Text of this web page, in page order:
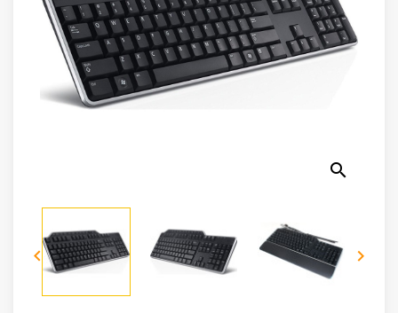
TV-
Son-
Photos
Electroménager
Sécurité
Mobilités
Loisirs
search
 